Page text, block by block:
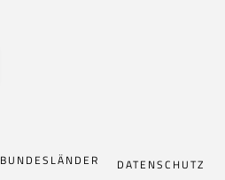
BUNDESLÄNDER
DATENSCHUTZ